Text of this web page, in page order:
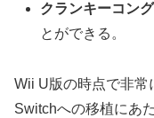
クランキーコン
とができる。
Wii U版の時点で非常
Switchへの移植にあ